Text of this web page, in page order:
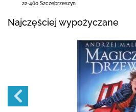
22-460 Szczebrzeszyn
Najczęściej wypożyczane